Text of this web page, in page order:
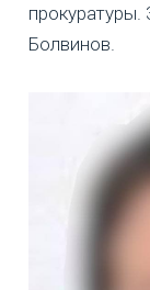
прокуратуры.
Болвинов.